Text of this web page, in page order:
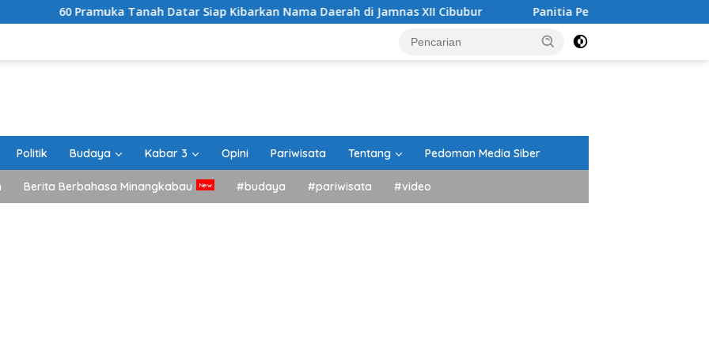
Tanah Datar Siap Kibarkan Nama Daerah di Jamnas XII Cibubur Panitia Peringatan HUT RI Kecamatan Lima
Politik Budaya Kabar 3 Opini Pariwisata Tentang Pedoman Media Siber
Berita Berbahasa Minangkabau #budaya #pariwisata #video